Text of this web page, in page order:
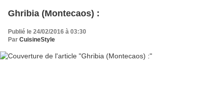
Ghribia (Montecaos) :
Publié le 24/02/2016 à 03:30
Par CuisineStyle